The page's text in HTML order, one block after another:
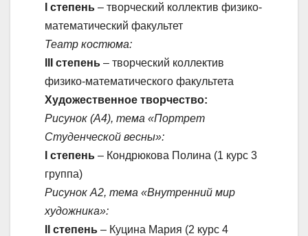
I степень – творческий коллектив физико-
математический факультет
Театр костюма:
III степень – творческий коллектив
физико-математического факультета
Художественное творчество:
Рисунок (А4), тема «Портрет
Студенческой весны»:
I степень – Кондрюкова Полина (1 курс 3
группа)
Рисунок А2, тема «Внутренний мир
художника»:
II степень – Куцина Мария (2 курс 4